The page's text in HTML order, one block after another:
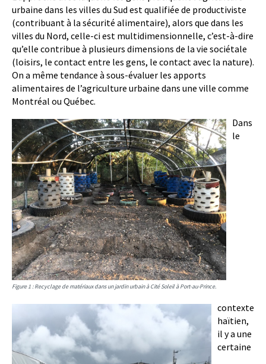
urbaine dans les villes du Sud est qualifiée de productiviste
(contribuant à la sécurité alimentaire), alors que dans les
villes du Nord, celle-ci est multidimensionnelle, c’est-à-dire
qu’elle contribue à plusieurs dimensions de la vie sociétale
(loisirs, le contact entre les gens, le contact avec la nature).
On a même tendance à sous-évaluer les apports
alimentaires de l’agriculture urbaine dans une ville comme
Montréal ou Québec.
Figure 1 : Recyclage de matériaux dans un jardin urbain à Cité Soleil à Port-au-Prince.
Dans
le
contexte
haïtien,
il y a une
certaine